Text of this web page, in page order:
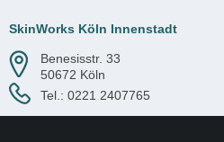
SkinWorks Köln Innenstadt
Benesisstr. 33
50672 Köln
Tel.: 0221 2407765